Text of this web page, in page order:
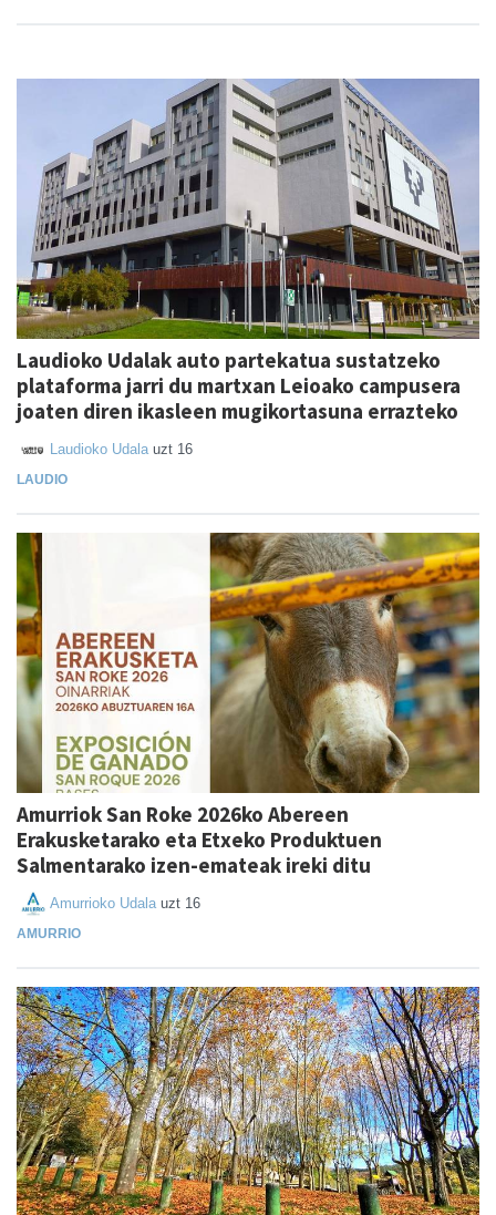
Laudioko Udalak auto partekatua sustatzeko
plataforma jarri du martxan Leioako campusera
joaten diren ikasleen mugikortasuna errazteko
Laudioko Udala uzt 16
LAUDIO
Amurriok San Roke 2026ko Abereen
Erakusketarako eta Etxeko Produktuen
Salmentarako izen-emateak ireki ditu
Amurrioko Udala uzt 16
AMURRIO